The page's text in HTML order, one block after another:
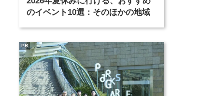
のイベント10選：そのほかの地域
PR